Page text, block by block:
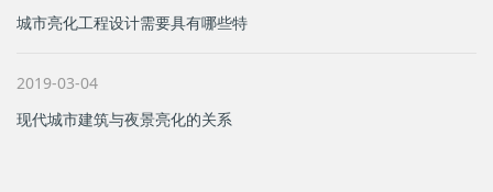
城市亮化工程设计需要具有哪些特
2019-03-04
现代城市建筑与夜景亮化的关系